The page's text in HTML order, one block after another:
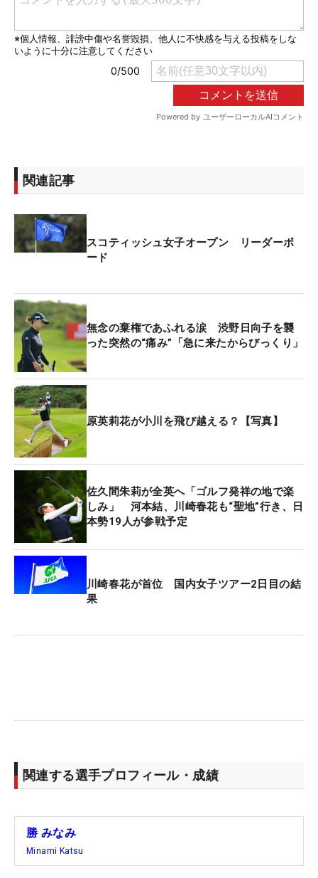
関連記事
スコティッシュ女子オープン リーダーボ
ード
無念の棄権であふれる涙 渋野日向子を襲
った突然の“痛み”「急に来たからびっくり」
原英莉花が小川を飛び越える？【写真】
佐久間朱莉が全英へ「ゴルフ発祥の地で楽
しみ」 河本結、川崎春花も“聖地”行き、日
本勢19人が参戦予定
川崎春花が首位 国内女子ツアー2日目の結
果
関連する選手プロフィール・成績
勝 みなみ
Minami Katsu